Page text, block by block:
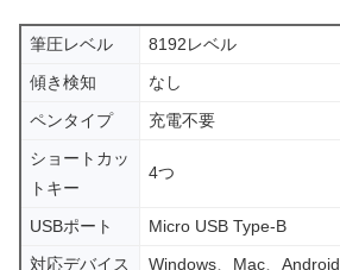
筆圧レベル
8192レベル
傾き検知
なし
ペンタイプ
充電不要
ショートカッ
トキー
4つ
USBポート
Micro USB Type-B
対応デバイス
Windows、Mac、Android